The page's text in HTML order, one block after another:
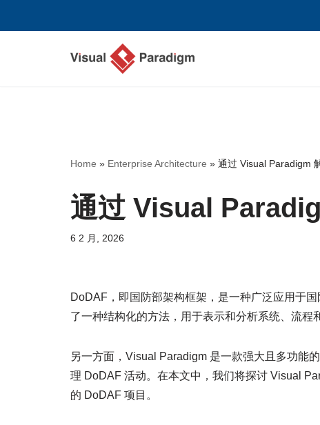
Home » Enterprise Architecture » 通过 Visual Paradigm
通过 Visual
6 2 月, 2026
DoDAF，即国防部架构框架，是一种广泛应用于
了一种结构化的方法，用于表示和分析系统、流程
另一方面，Visual Paradigm 是一款强大且多功能
理 DoDAF 活动。在本文中，我们将探讨 Visual
的 DoDAF 项目。